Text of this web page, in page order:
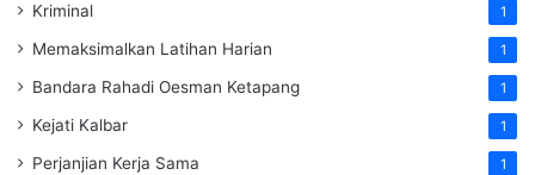
Kriminal 1
Memaksimalkan Latihan Harian 1
Bandara Rahadi Oesman Ketapang 1
Kejati Kalbar 1
Perjanjian Kerja Sama 1